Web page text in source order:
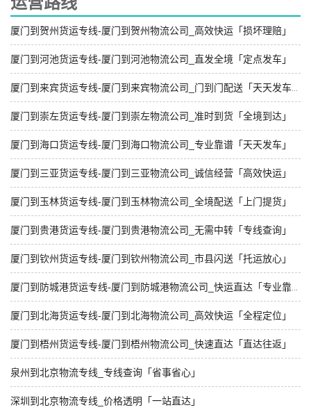
厦门到贺州货运专线-厦门到贺州物流公司_高效快运「损坏理赔」
厦门到河池货运专线-厦门到河池物流公司_直发全境「定点发车」
厦门到崇左货运专线-厦门到崇左物流公司_准时到货「全境到达」
厦门到海口货运专线-厦门到海口物流公司_专业靠谱「天天发车」
厦门到三亚货运专线-厦门到三亚物流公司_诚信经营「高效快运」
厦门到玉林货运专线-厦门到玉林物流公司_全境配送「上门提货」
厦门到贵港货运专线-厦门到贵港物流公司_无需中转「专线查询」
厦门到钦州货运专线-厦门到钦州物流公司_市县闪送「托运放心」
厦门到北海货运专线-厦门到北海物流公司_高效快运「全程定位」
厦门到梧州货运专线-厦门到梧州物流公司_快速直达「直达往返」
泉州到北京物流专线_专线查询「省事省心」
深圳到北京物流专线_价格透明「一站直达」